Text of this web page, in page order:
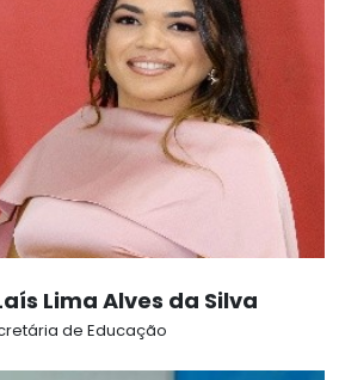
Lima Alves da Silva
de Educação